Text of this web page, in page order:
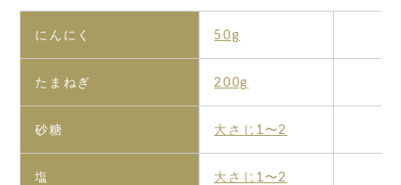
にんにく 50g
たまねぎ 200g
砂糖 大さじ1〜2
塩 大さじ1〜2